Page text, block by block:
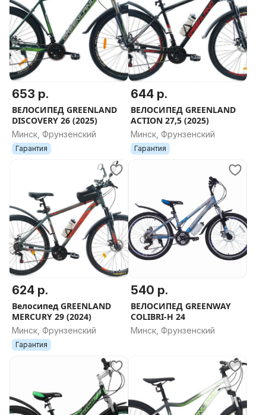
653 р.
ВЕЛОСИПЕД GREENLAND
DISCOVERY 26 (2025)
Минск, Фрунзенский
Гарантия
644 р.
ВЕЛОСИПЕД GREENLAND
ACTION 27,5 (2025)
Минск, Фрунзенский
Гарантия
624 р.
Велосипед GREENLAND
MERCURY 29 (2024)
Минск, Фрунзенский
Гарантия
540 р.
ВЕЛОСИПЕД GREENWAY
COLIBRI-H 24
Минск, Фрунзенский